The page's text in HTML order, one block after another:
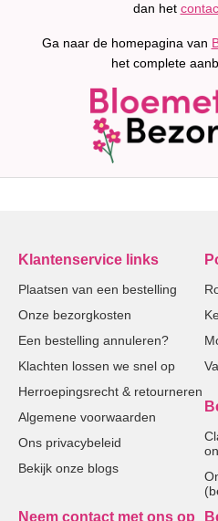
dan het
Ga naar de homepagina van
het complete
Klantenservice links
Plaatsen van een bestelling
Onze bezorgkosten
Een bestelling annuleren?
Klachten lossen we snel op
Herroepingsrecht & retourneren
Algemene voorwaarden
Ons privacybeleid
Bekijk onze blogs
Neem contact met ons op